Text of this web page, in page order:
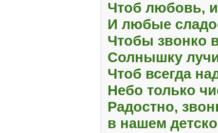
Чтоб любовь,
И любые
Чтобы звонко
Солнышку
Чтоб всегда
Небо только
Радостно,
в нашем